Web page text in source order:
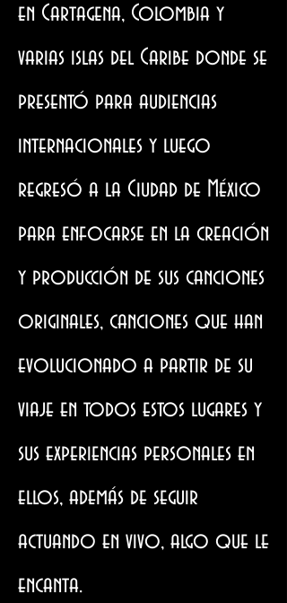
en Cartagena, Colombia y
varias islas del Caribe donde se
presentó para audiencias
internacionales y luego
regresó a la Ciudad de México
para enfocarse en la creación
y producción de sus canciones
originales, canciones que han
evolucionado a partir de su
viaje en todos estos lugares y
sus experiencias personales en
ellos, además de seguir
actuando en vivo, algo que le
encanta.